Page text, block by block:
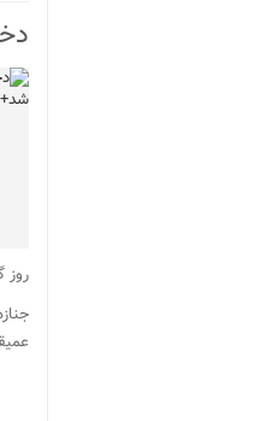
دختر ۲۰ ساله با
روز